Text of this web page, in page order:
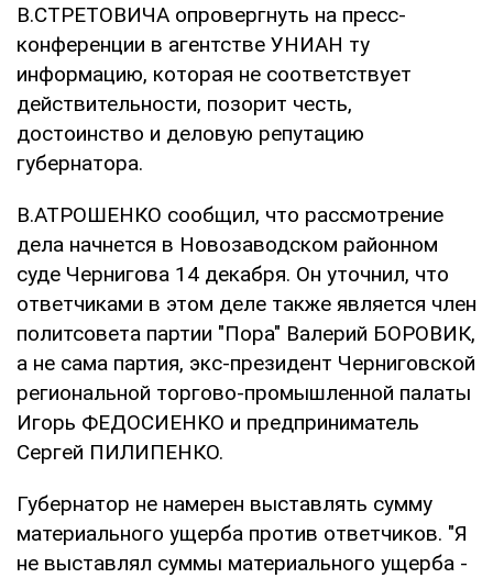
В.СТРЕТОВИЧА опровергнуть на пресс-
конференции в агентстве УНИАН ту
информацию, которая не соответствует
действительности, позорит честь,
достоинство и деловую репутацию
губернатора.
В.АТРОШЕНКО сообщил, что рассмотрение
дела начнется в Новозаводском районном
суде Чернигова 14 декабря. Он уточнил, что
ответчиками в этом деле также является член
политсовета партии "Пора" Валерий БОРОВИК,
а не сама партия, экс-президент Черниговской
региональной торгово-промышленной палаты
Игорь ФЕДОСИЕНКО и предприниматель
Сергей ПИЛИПЕНКО.
Губернатор не намерен выставлять сумму
материального ущерба против ответчиков. "Я
не выставлял суммы материального ущерба -